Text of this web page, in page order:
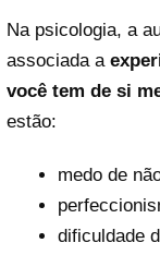
Na psicologia, a
associada a
você tem de si
estão:
medo de
dificuldade